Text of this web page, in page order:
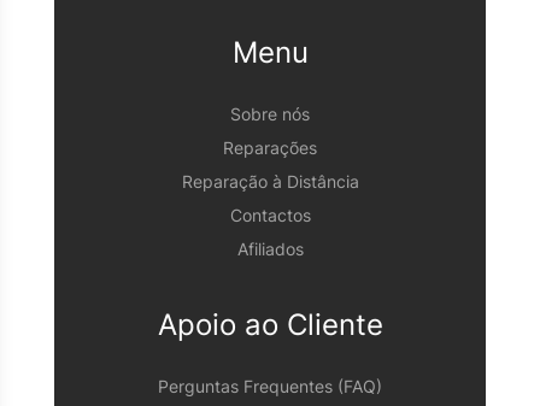
Menu
Sobre nós
Reparações
Reparação à Distância
Contactos
Afiliados
Apoio ao Cliente
Perguntas Frequentes (FAQ)